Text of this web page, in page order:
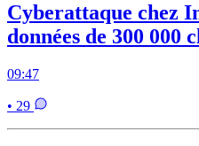
Cyberattaque chez
données de 300 000
09:47
• 29